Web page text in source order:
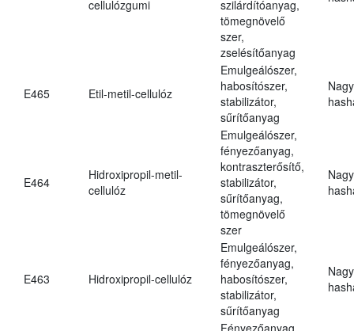
cellulózgumi
szilárdítóanyag,
tömegnövelő
szer,
zselésítőanyag
E465 Etil-metil-cellulóz
Emulgeálószer,
habosítószer,
stabilizátor,
sűrítőanyag
E464
Hidroxipropil-metil-
cellulóz
Emulgeálószer,
fényezőanyag,
kontraszterősítő,
stabilizátor,
sűrítőanyag,
tömegnövelő
szer
E463 Hidroxipropil-cellulóz
Emulgeálószer,
fényezőanyag,
habosítószer,
stabilizátor,
sűrítőanyag
Fényezőanyag,